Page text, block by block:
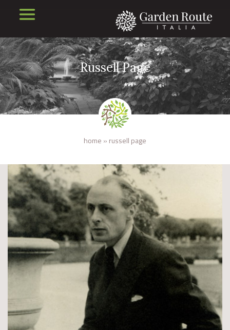
Russell Page
home » russell page